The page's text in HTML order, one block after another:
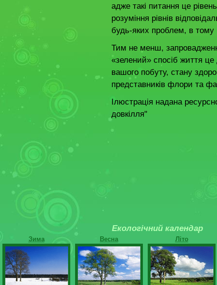
адже такі питання це
розуміння рівнів
будь-яких проблем, в тому
Тим не менш,
«зелений» спосіб життя
вашого побуту, стану
представників флори та
Ілюстрація надана
довкілля"
Екологічний календар
Зима Весна Літо